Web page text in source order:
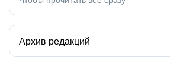
Архив редакций